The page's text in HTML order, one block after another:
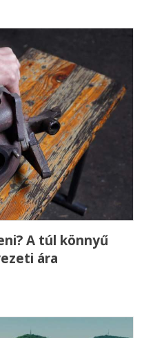
A túl könnyű
ára